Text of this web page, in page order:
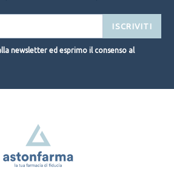
ISCRIVITI
newsletter ed esprimo il consenso al